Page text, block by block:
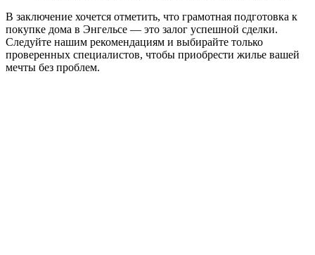
В заключение хочется отметить, что грамотная подготовка к
покупке дома в Энгельсе — это залог успешной сделки.
Следуйте нашим рекомендациям и выбирайте только
проверенных специалистов, чтобы приобрести жилье вашей
мечты без проблем.